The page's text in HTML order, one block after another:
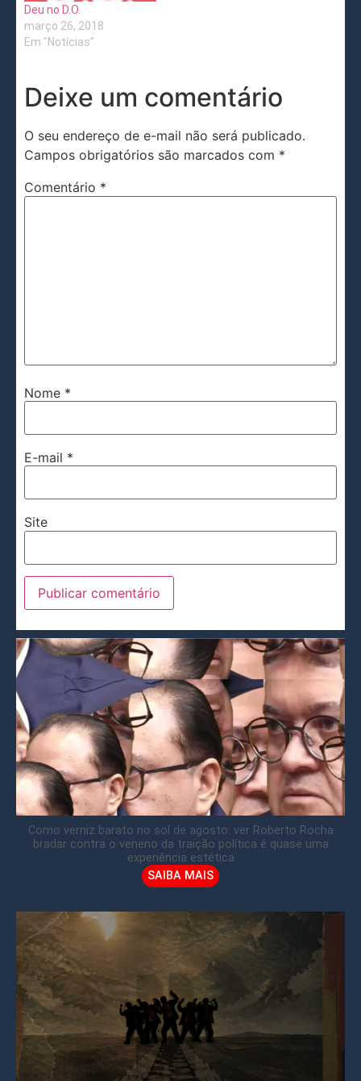
Deu no D.O.
março 26, 2018
Em "Notícias"
Deixe um comentário
O seu endereço de e-mail não será publicado.
Campos obrigatórios são marcados com *
Comentário *
Nome *
E-mail *
Site
Como verniz barato no sol de agosto: ver Roberto Rocha
bradar contra o veneno da traição política é quase uma
experiência estética
SAIBA MAIS